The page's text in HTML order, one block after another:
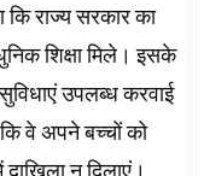
कि राज्य सरकार का
शिक्षा मिले। इसके
उपलब्ध करवाई
वे अपने बच्चों को
न दिलाएं।